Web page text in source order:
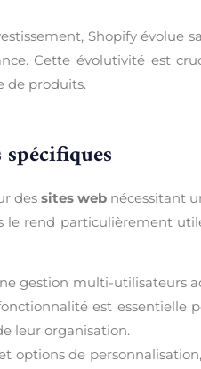
Shopify évolue
Cette évolutivité est
de produits.
dessites web nécessitant
rend particulièrement
gestion multi-utilisateurs
est essentielle
leur organisation.
options de